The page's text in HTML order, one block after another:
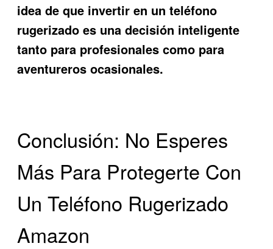
idea de que invertir en un teléfono
rugerizado es una decisión inteligente
tanto para profesionales como para
aventureros ocasionales.
Conclusión: No Esperes
Más Para Protegerte Con
Un Teléfono Rugerizado
Amazon